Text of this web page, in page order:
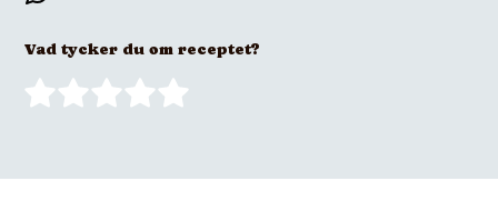
Vad tycker du om receptet?